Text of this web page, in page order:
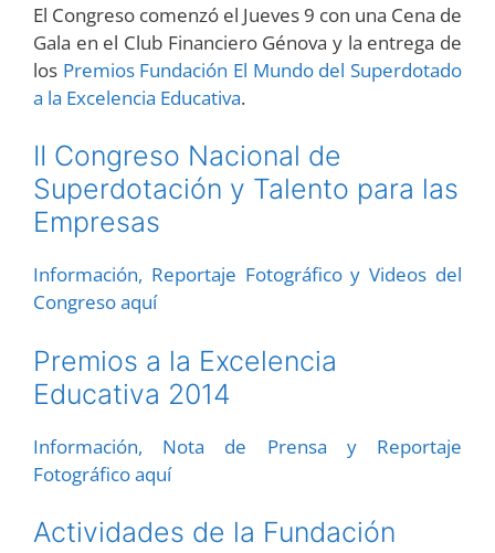
El Congreso comenzó el Jueves 9 con una Cena de
Gala en el Club Financiero Génova y la entrega de
los Premios Fundación El Mundo del Superdotado
a la Excelencia Educativa.
II Congreso Nacional de
Superdotación y Talento para las
Empresas
Información, Reportaje Fotográfico y Videos del
Congreso aquí
Premios a la Excelencia
Educativa 2014
Información, Nota de Prensa y Reportaje
Fotográfico aquí
Actividades de la Fundación